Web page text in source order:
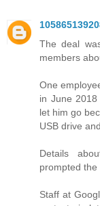
The deal
members
One
in June
let him go
USB drive
Details
prompted the
Staff at